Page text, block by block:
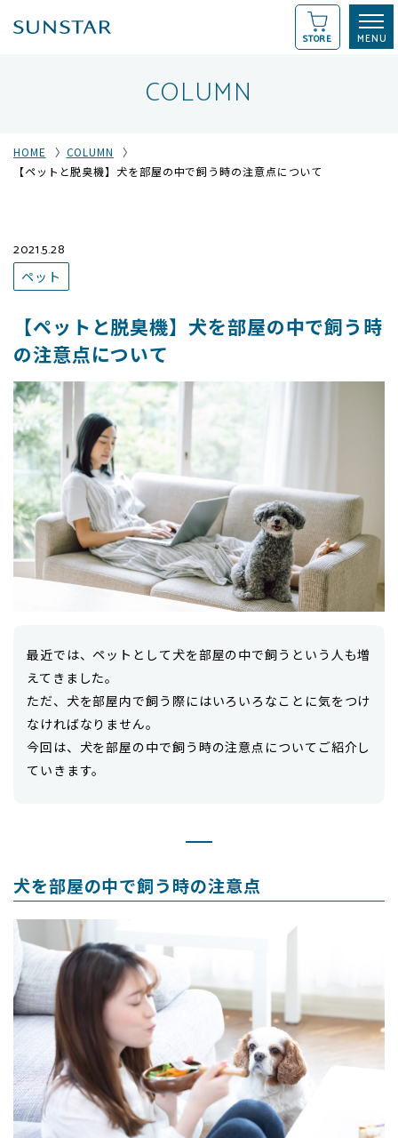
STORE
COLUMN
HOME
COLUMN
【ペットと脱臭機】犬を部屋の中で飼う時の注意点について
2021.5.28
ペット
【ペットと脱臭機】犬を部屋の中で飼う時
の注意点について
最近では、ペットとして犬を部屋の中で飼うという人も増
えてきました。
ただ、犬を部屋内で飼う際にはいろいろなことに気をつけ
なければなりません。
今回は、犬を部屋の中で飼う時の注意点についてご紹介し
ていきます。
犬を部屋の中で飼う時の注意点